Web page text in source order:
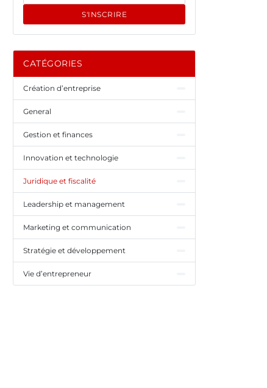
S'INSCRIRE
CATÉGORIES
Création d’entreprise
General
Gestion et finances
Innovation et technologie
Juridique et fiscalité
Leadership et management
Marketing et communication
Stratégie et développement
Vie d’entrepreneur